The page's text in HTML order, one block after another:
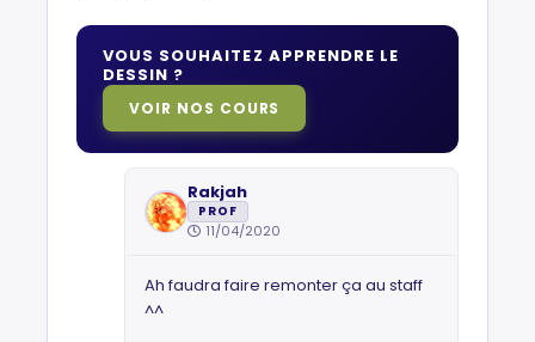
VOUS SOUHAITEZ APPRENDRE LE
DESSIN ?
VOIR NOS COURS
Rakjah
PROF
11/04/2020
Ah faudra faire remonter ça au staff
^^